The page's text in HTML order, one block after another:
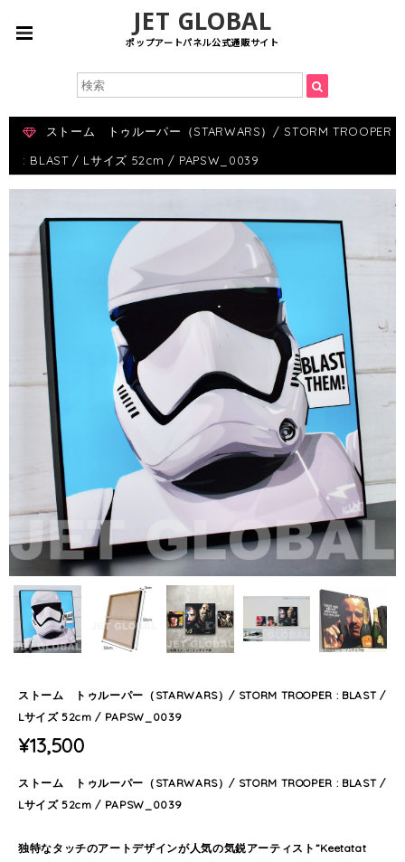
JET GLOBAL
ポップアートパネル公式通販サイト
ストーム トゥルーパー（STARWARS）/ STORM TROOPER
: BLAST / Lサイズ 52cm / PAPSW_0039
ストーム トゥルーパー（STARWARS）/ STORM TROOPER : BLAST /
Lサイズ 52cm / PAPSW_0039
¥13,500
ストーム トゥルーパー（STARWARS）/ STORM TROOPER : BLAST /
Lサイズ 52cm / PAPSW_0039
独特なタッチのアートデザインが人気の気鋭アーティスト”Keetatat